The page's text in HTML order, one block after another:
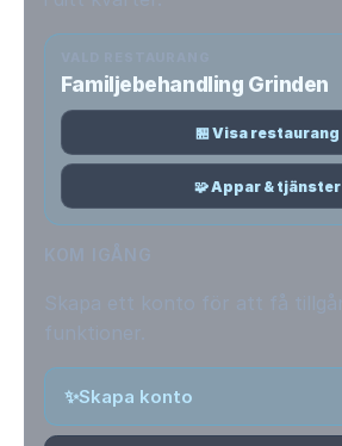
Familjebehandling Grinden
🏪 Visa restaurang
🧩 Appar & tjänster
✨Skapa konto